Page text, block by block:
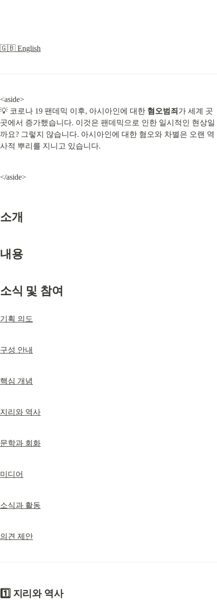
🇬🇧 English
<aside>
💡 코로나 19 팬데믹 이후, 아시아인에 대한 혐오범죄 가 세계 곳
곳에서 증가했습니다. 이것은 팬데믹으로 인한 일시적인 현상일
까요? 그렇지 않습니다. 아시아인에 대한 혐오와 차별은 오랜 역
사적 뿌리를 지니고 있습니다.
</aside>
소개
내용
소식 및 참여
기획 의도
구성 안내
핵심 개념
지리와 역사
문학과 회화
미디어
소식과 활동
의견 제안
1️⃣ 지리와 역사